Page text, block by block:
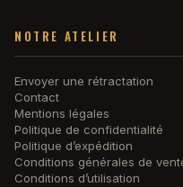
NOTRE ATELIER
Envoyer une rétractation
Contact
Mentions légales
Politique de confidentialité
Politique d’expédition
Conditions générales de
Conditions d’utilisation